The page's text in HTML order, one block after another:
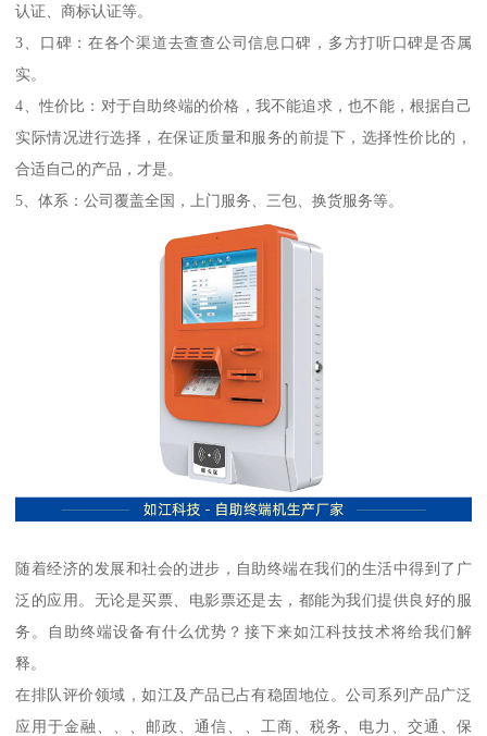
认证、商标认证等。
3、口碑：在各个渠道去查查公司信息口碑，多方打听口碑是否属
实。
4、性价比：对于自助终端的价格，我不能追求，也不能，根据自己
实际情况进行选择，在保证质量和服务的前提下，选择性价比的，
合适自己的产品，才是。
5、体系：公司覆盖全国，上门服务、三包、换货服务等。
随着经济的发展和社会的进步，自助终端在我们的生活中得到了广
泛的应用。无论是买票、电影票还是去，都能为我们提供良好的服
务。自助终端设备有什么优势？接下来如江科技技术将给我们解
释。
在排队评价领域，如江及产品已占有稳固地位。公司系列产品广泛
应用于金融、、、邮政、通信、、工商、税务、电力、交通、保